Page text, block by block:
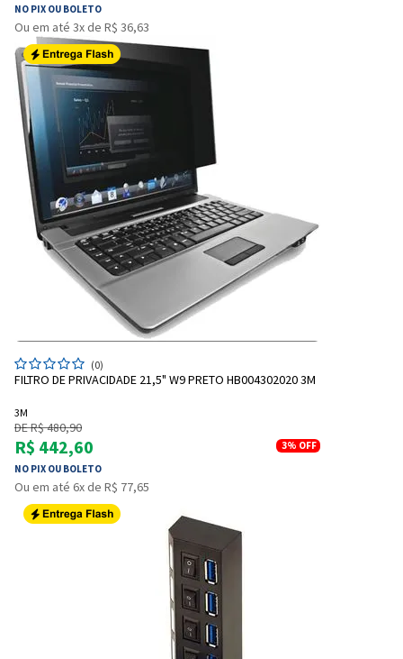
Entrega Flash
Cartão de crédito
Pagamento via Pix
Retire na Loja
NO PIX OU BOLETO
Ou em até 3x de R$ 36,63
(0)
FILTRO DE PRIVACIDADE 21,5" W9 PRETO HB004302020 3M
3M
DE R$ 480,90
R$ 442,60
NO PIX OU BOLETO
3% OFF
Ou em até 6x de R$ 77,65